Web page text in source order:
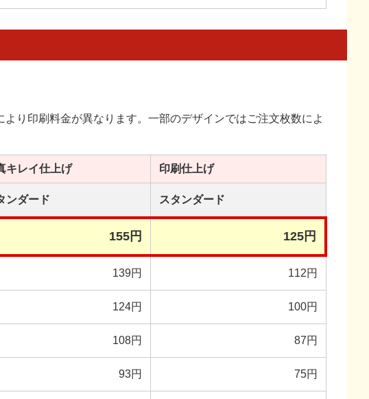
り印刷料金が異なります。一部のデザインではご注文枚数によ
キレイ仕上げ 印刷仕上げ
ンダード スタンダード
155円 125円
139円 112円
124円 100円
108円 87円
93円 75円